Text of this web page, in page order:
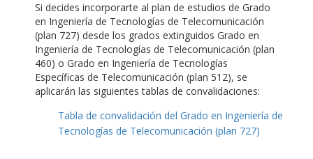
Si decides incorporarte al plan de estudios de Grado
en Ingeniería de Tecnologías de Telecomunicación
(plan 727) desde los grados extinguidos Grado en
Ingeniería de Tecnologías de Telecomunicación (plan
460) o Grado en Ingeniería de Tecnologías
Específicas de Telecomunicación (plan 512), se
aplicarán las siguientes tablas de convalidaciones:
Tabla de convalidación del Grado en Ingeniería de
Tecnologías de Telecomunicación (plan 727)